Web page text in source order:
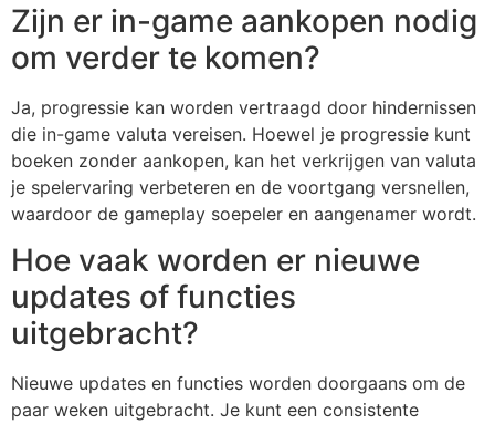
Zijn er in-game aankopen nodig
om verder te komen?
Ja, progressie kan worden vertraagd door hindernissen
die in-game valuta vereisen. Hoewel je progressie kunt
boeken zonder aankopen, kan het verkrijgen van valuta
je spelervaring verbeteren en de voortgang versnellen,
waardoor de gameplay soepeler en aangenamer wordt.
Hoe vaak worden er nieuwe
updates of functies
uitgebracht?
Nieuwe updates en functies worden doorgaans om de
paar weken uitgebracht. Je kunt een consistente